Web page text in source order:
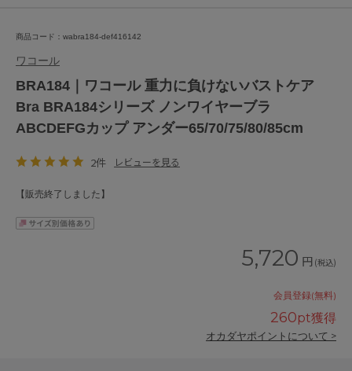
商品コード：wabra184-def416142
ワコール
BRA184｜ワコール 重力に負けないバストケア
Bra BRA184シリーズ ノンワイヤーブラ
ABCDEFGカップ アンダー65/70/75/80/85cm
2件 レビューを見る
【販売終了しました】
5,720 円 (税込)
会員登録(無料)
260pt獲得
オカダヤポイントについて >